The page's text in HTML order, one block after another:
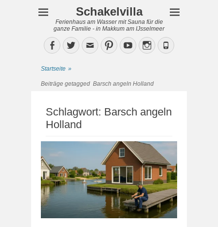
Schakelvilla
Ferienhaus am Wasser mit Sauna für die
ganze Familie - in Makkum am IJsselmeer
Facebook
TwitterEmailPinterestYouTubeInstagram
Phone
Startseite »
Beiträge getagged Barsch angeln Holland
Schlagwort: Barsch angeln
Holland